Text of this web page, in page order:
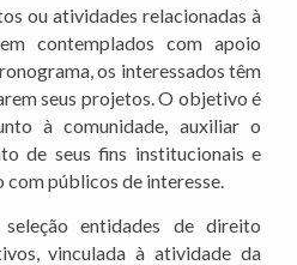
ou atividades relacionadas à
contemplados com apoio
os interessados têm
seus projetos. O objetivo é
à comunidade, auxiliar o
de seus fins institucionais e
públicos de interesse.
entidades de direito
vinculada à atividade da